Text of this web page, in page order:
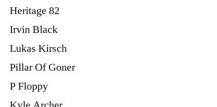
Heritage 82
Irvin Black
Lukas Kirsch
Pillar Of Goner
P Floppy